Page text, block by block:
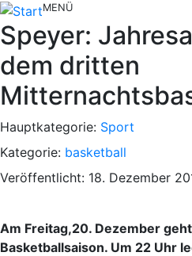
MENÜ
Speyer:
dem dritten
Hauptkategorie: Sport
Kategorie: basketball
Veröffentlicht: 18. Dezember
Am Freitag,20. Dezember
Basketballsaison. Um 22 Uhr